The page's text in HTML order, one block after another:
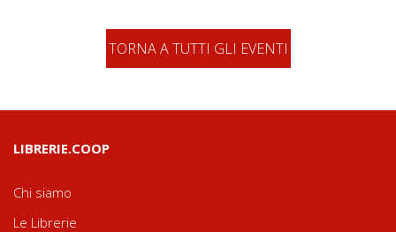
TORNA A TUTTI GLI EVENTI
LIBRERIE.COOP
Chi siamo
Le Librerie